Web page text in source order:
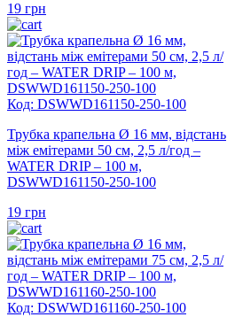
19 грн
Код: DSWWD161150-250-100
Трубка крапельна Ø 16 мм, відстань
між емітерами 50 см, 2,5 л/год –
WATER DRIP – 100 м,
DSWWD161150-250-100
19 грн
Код: DSWWD161160-250-100